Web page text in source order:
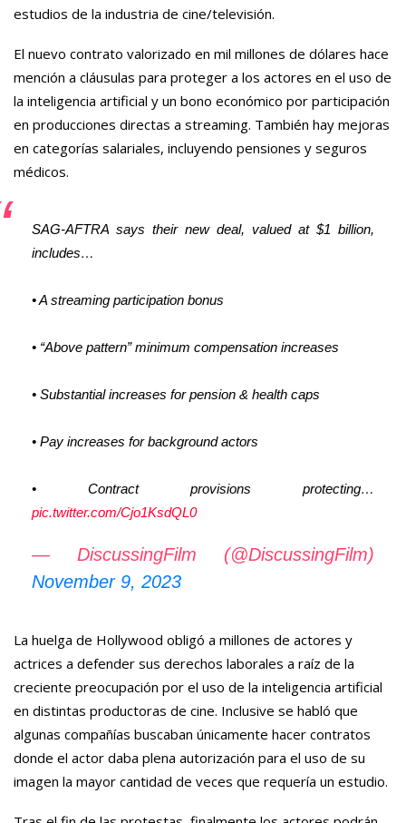
estudios de la industria de cine/televisión.
El nuevo contrato valorizado en mil millones de dólares hace
mención a cláusulas para proteger a los actores en el uso de
la inteligencia artificial y un bono económico por participación
en producciones directas a streaming. También hay mejoras
en categorías salariales, incluyendo pensiones y seguros
médicos.
SAG-AFTRA says their new deal, valued at $1 billion,
includes…
• A streaming participation bonus
• “Above pattern” minimum compensation increases
• Substantial increases for pension & health caps
• Pay increases for background actors
• Contract provisions protecting…
pic.twitter.com/Cjo1KsdQL0
— DiscussingFilm (@DiscussingFilm)
November 9, 2023
La huelga de Hollywood obligó a millones de actores y
actrices a defender sus derechos laborales a raíz de la
creciente preocupación por el uso de la inteligencia artificial
en distintas productoras de cine. Inclusive se habló que
algunas compañías buscaban únicamente hacer contratos
donde el actor daba plena autorización para el uso de su
imagen la mayor cantidad de veces que requería un estudio.